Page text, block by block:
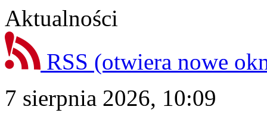
Aktualności
RSS (otwiera nowe
7 sierpnia 2026, 10:09